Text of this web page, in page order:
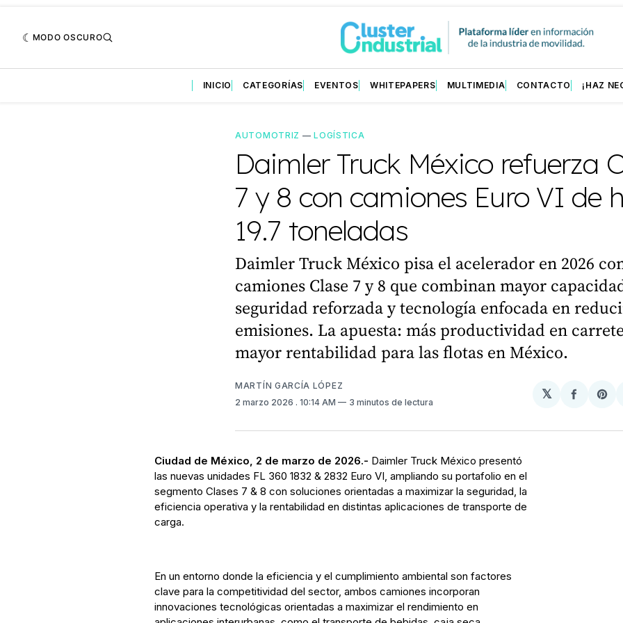
MODO OSCURO
INICIO CATEGORÍAS EVENTOS WHITEPAPERS MULTIMEDIA CONTACTO ¡HAZ
AUTOMOTRIZ —LOGÍSTICA
Daimler Truck México refuerza
7 y 8 con camiones Euro VI de
19.7 toneladas
Daimler Truck México pisa el acelerador en 2026
camiones Clase 7 y 8 que combinan mayor
seguridad reforzada y tecnología enfocada en
emisiones. La apuesta: más productividad en
mayor rentabilidad para las flotas en México.
MARTÍN GARCÍA LÓPEZ
2 marzo 2026 . 10:14 AM 3 minutos de lectura
𝕏
Ciudad de México, 2 de marzo de 2026.- Daimler Truck México presentó
las nuevas unidades FL 360 1832 & 2832 Euro VI, ampliando su portafolio en el
segmento Clases 7 & 8 con soluciones orientadas a maximizar la seguridad, la
eficiencia operativa y la rentabilidad en distintas aplicaciones de transporte de
carga.
En un entorno donde la eficiencia y el cumplimiento ambiental son factores
clave para la competitividad del sector, ambos camiones incorporan
innovaciones tecnológicas orientadas a maximizar el rendimiento en